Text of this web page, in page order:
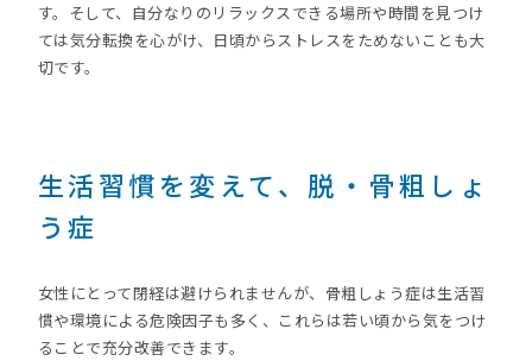
す。そして、自分なりのリラックスできる場所や時間を見つけ
ては気分転換を心がけ、日頃からストレスをためないことも大
切です。
生活習慣を変えて、脱・骨粗しょ
う症
女性にとって閉経は避けられませんが、骨粗しょう症は生活習
慣や環境による危険因子も多く、これらは若い頃から気をつけ
ることで充分改善できます。